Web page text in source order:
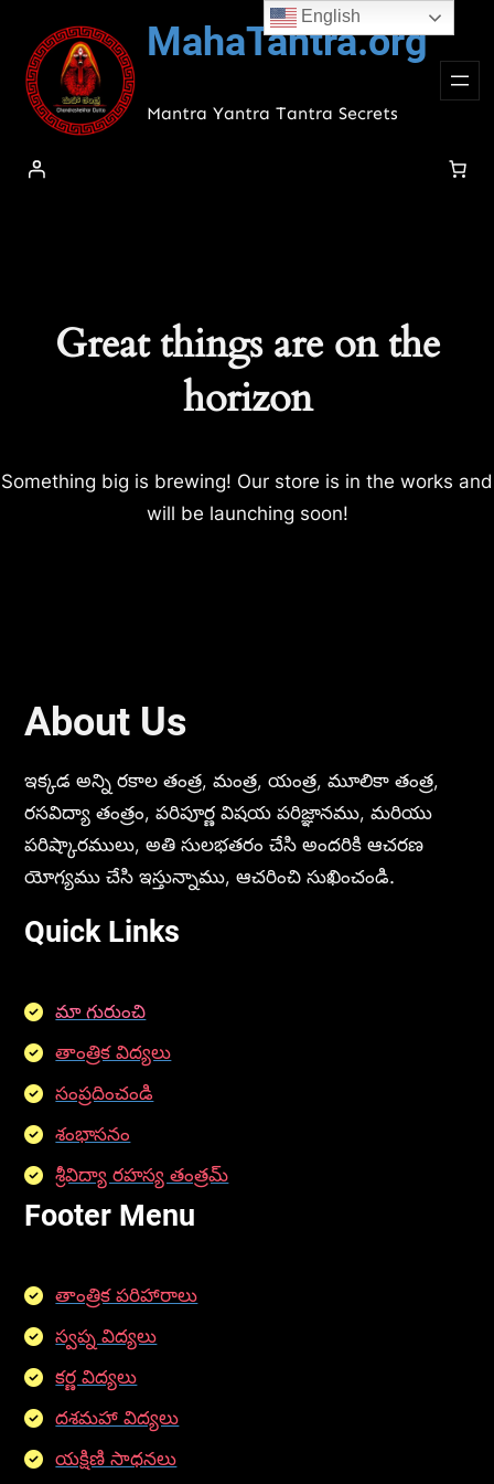
MahaTantra.org
Mantra Yantra Tantra Secrets
Great things are on the
horizon
Something big is brewing! Our store is in the works and
will be launching soon!
About Us
ఇక్కడ అన్ని రకాల తంత్ర, మంత్ర, యంత్ర, మూలికా తంత్ర,
రసవిద్యా తంత్రం, పరిపూర్ణ విషయ పరిజ్ఞానము, మరియు
పరిష్కారములు, అతి సులభతరం చేసి అందరికి ఆచరణ
యోగ్యము చేసి ఇస్తున్నాము, ఆచరించి సుఖించండి.
Quick Links
మా గురుంచి
తాంత్రిక విద్యలు
సంప్రదించండి
శంభాసనం
శ్రీవిద్యా రహస్య తంత్రమ్
Footer Menu
తాంత్రిక పరిహారాలు
స్వప్న విద్యలు
కర్ణ విద్యలు
దశమహా విద్యలు
యక్షిణి సాధనలు
English